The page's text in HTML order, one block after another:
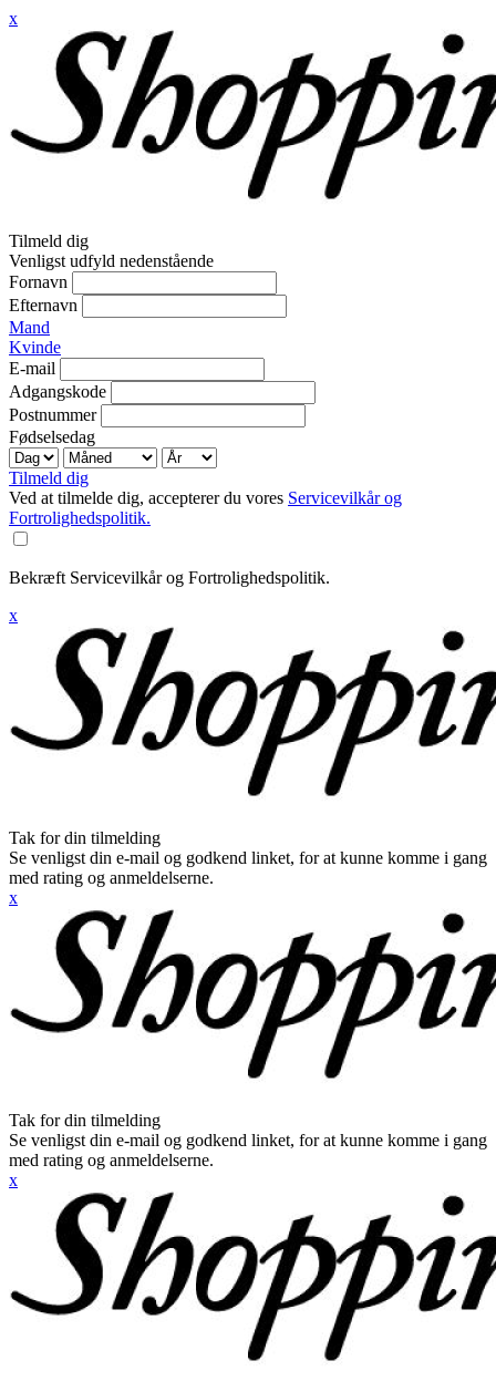
x
Tilmeld dig
Venligst udfyld nedenstående
Fornavn
Efternavn
Mand
Kvinde
E-mail
Adgangskode
Postnummer
Fødselsedag
Tilmeld dig
Ved at tilmelde dig, accepterer du vores Servicevilkår og
Fortrolighedspolitik.
Bekræft Servicevilkår og Fortrolighedspolitik.
x
Tak for din tilmelding
Se venligst din e-mail og godkend linket, for at kunne komme i gang
med rating og anmeldelserne.
x
Tak for din tilmelding
Se venligst din e-mail og godkend linket, for at kunne komme i gang
med rating og anmeldelserne.
x